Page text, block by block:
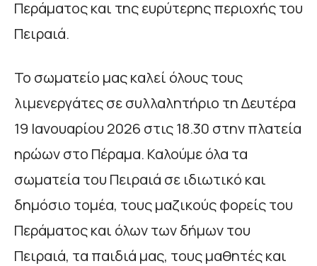
Περάματος και της ευρύτερης περιοχής του
Πειραιά.
Το σωματείο μας καλεί όλους τους
λιμενεργάτες σε συλλαλητήριο τη Δευτέρα
19 Ιανουαρίου 2026 στις 18.30 στην πλατεία
ηρώων στο Πέραμα. Καλούμε όλα τα
σωματεία του Πειραιά σε ιδιωτικό και
δημόσιο τομέα, τους μαζικούς φορείς του
Περάματος και όλων των δήμων του
Πειραιά, τα παιδιά μας, τους μαθητές και